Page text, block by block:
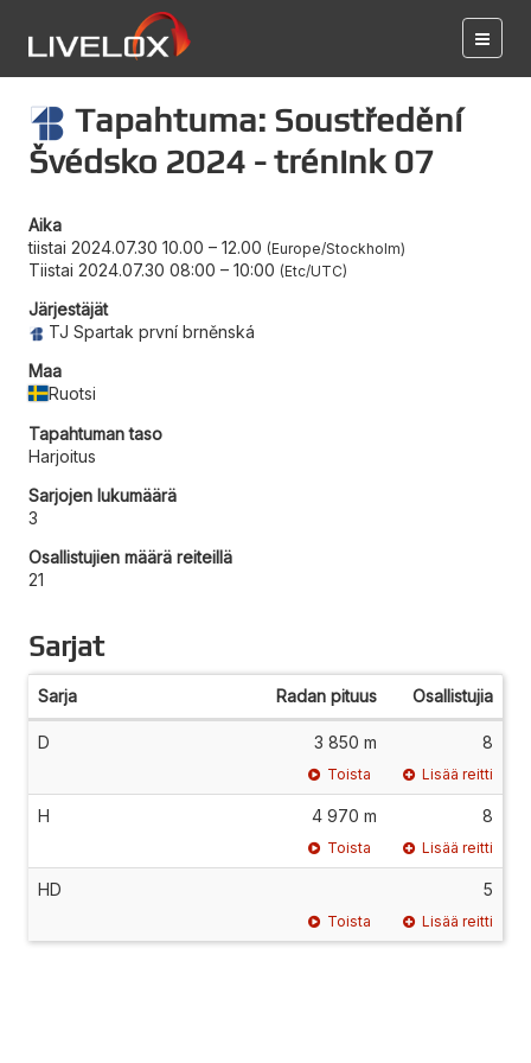
Tapahtuma: Soustředění
Švédsko 2024 - trénink 07
Aika
tiistai 2024.07.30 10.00 – 12.00 Europe/Stockholm
Tiistai 2024.07.30 08:00 – 10:00 Etc/UTC
Järjestäjät
TJ Spartak první brněnská
Maa
Ruotsi
Tapahtuman taso
Harjoitus
Sarjojen lukumäärä
3
Osallistujien määrä reiteillä
21
Sarjat
Sarja Radan pituus Osallistujia
D 3 850 m 8
Toista Lisää reitti
H 4 970 m 8
Toista Lisää reitti
HD 5
Toista Lisää reitti